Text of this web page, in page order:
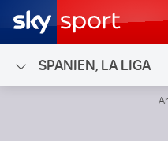
SPANIEN, LA LIGA